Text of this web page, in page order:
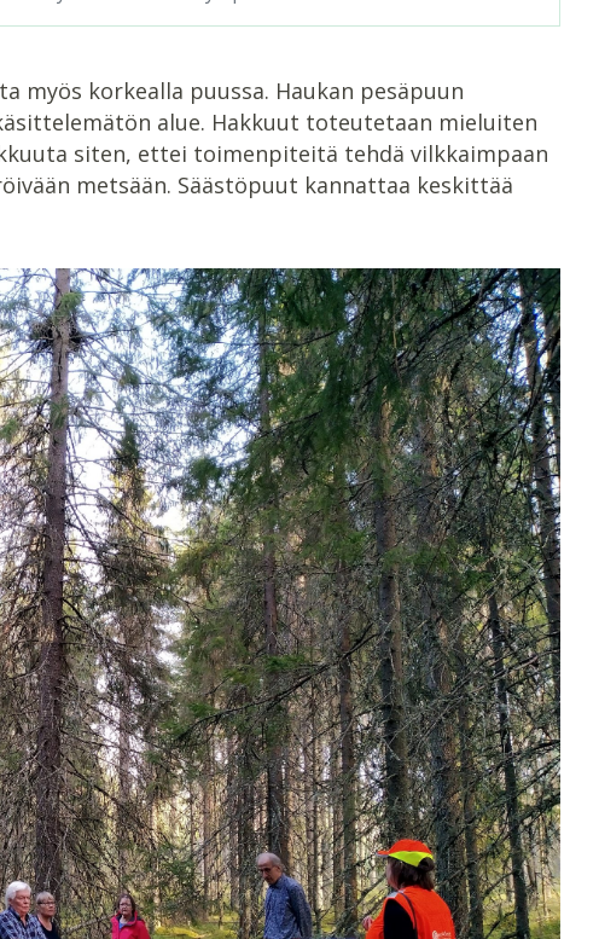
myös korkealla puussa. Haukan pesäpuun
alue. Hakkuut toteutetaan mieluiten
siten, ettei toimenpiteitä tehdä vilkkaimpaan
metsään. Säästöpuut kannattaa keskittää